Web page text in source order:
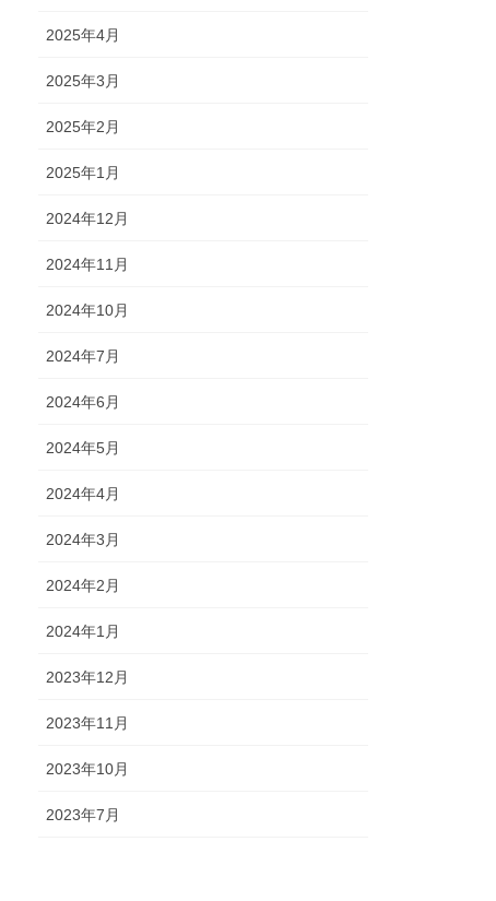
2025年4月
2025年3月
2025年2月
2025年1月
2024年12月
2024年11月
2024年10月
2024年7月
2024年6月
2024年5月
2024年4月
2024年3月
2024年2月
2024年1月
2023年12月
2023年11月
2023年10月
2023年7月